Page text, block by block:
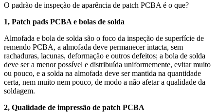
O padrão de inspeção de aparência de patch PCBA é o que?
1, Patch pads PCBA e bolas de solda
Almofada e bola de solda são o foco da inspeção de superfície de
remendo PCBA, a almofada deve permanecer intacta, sem
rachaduras, lacunas, deformação e outros defeitos; a bola de solda
deve ser a menor possível e distribuída uniformemente, evitar muito
ou pouco, e a solda na almofada deve ser mantida na quantidade
certa, nem muito nem pouco, de modo a não afetar a qualidade da
soldagem.
2, Qualidade de impressão de patch PCBA